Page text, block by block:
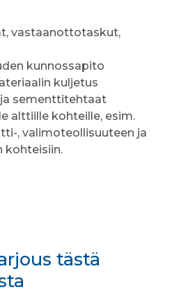
vastaanottotaskut,
kunnossapito
kuljetus
sementtitehtaat
alttiille kohteille, esim.
, valimoteollisuuteen ja
kohteisiin.
tästä